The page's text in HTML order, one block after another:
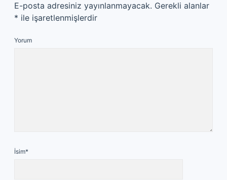
E-posta adresiniz yayınlanmayacak. Gerekli alanlar
* ile işaretlenmişlerdir
Yorum
İsim*